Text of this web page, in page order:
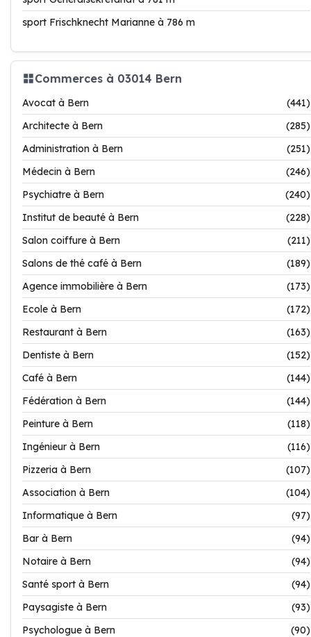
sport Frischknecht Marianne à 786 m
Commerces à 03014 Bern
Avocat à Bern
(441)
Architecte à Bern
(285)
Administration à Bern
(251)
Médecin à Bern
(246)
Psychiatre à Bern
(240)
Institut de beauté à Bern
(228)
Salon coiffure à Bern
(211)
Salons de thé café à Bern
(189)
Agence immobilière à Bern
(173)
Ecole à Bern
(172)
Restaurant à Bern
(163)
Dentiste à Bern
(152)
Café à Bern
(144)
Fédération à Bern
(144)
Peinture à Bern
(118)
Ingénieur à Bern
(116)
Pizzeria à Bern
(107)
Association à Bern
(104)
Informatique à Bern
(97)
Bar à Bern
(94)
Notaire à Bern
(94)
Santé sport à Bern
(94)
Paysagiste à Bern
(93)
Psychologue à Bern
(90)